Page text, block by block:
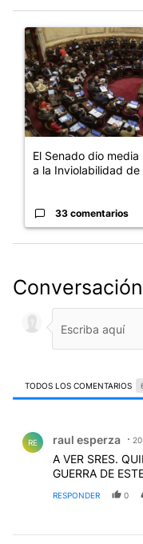
Un artículo de
El Senado dio media
a la Inviolabilidad de
33 comentarios
Conversación
TODOS LOS COMENTARIOS
RE raul esperza
A VER SRES.
GUERRA DE
RESPONDER 0